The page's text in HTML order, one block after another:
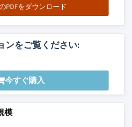
PDFをダウンロード
ンをご覧ください:
今すぐ購入
模